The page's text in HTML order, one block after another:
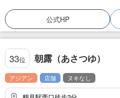
公式HP
33位 朝露（あさつゆ）
アジアン 店舗 ヌキなし